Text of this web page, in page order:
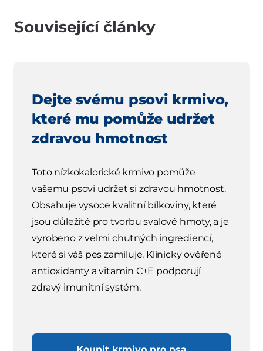
Související články
Dejte svému psovi krmivo,
které mu pomůže udržet
zdravou hmotnost
Toto nízkokalorické krmivo pomůže
vašemu psovi udržet si zdravou hmotnost.
Obsahuje vysoce kvalitní bílkoviny, které
jsou důležité pro tvorbu svalové hmoty, a je
vyrobeno z velmi chutných ingrediencí,
které si váš pes zamiluje. Klinicky ověřené
antioxidanty a vitamin C+E podporují
zdravý imunitní systém.